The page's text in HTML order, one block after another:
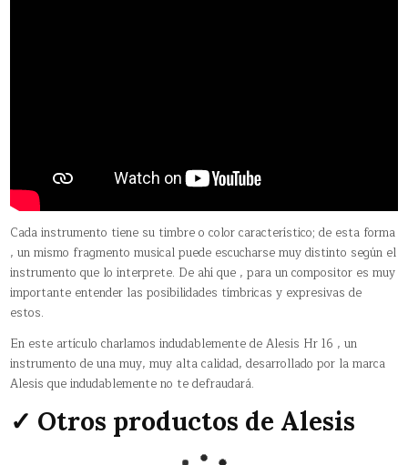
Cada instrumento tiene su timbre o color característico; de esta forma
, un mismo fragmento musical puede escucharse muy distinto según el
instrumento que lo interprete. De ahí que , para un compositor es muy
importante entender las posibilidades tímbricas y expresivas de
estos.
En este artículo charlamos indudablemente de Alesis Hr 16 , un
instrumento de una muy, muy alta calidad, desarrollado por la marca
Alesis que indudablemente no te defraudará.
✓ Otros productos de Alesis